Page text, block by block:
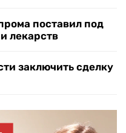
поставил под
лекарств
заключить сделку